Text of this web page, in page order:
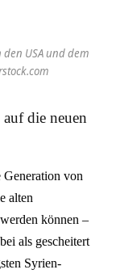
USA und dem
die neuen
Generation von
alten
können –
als gescheitert
Syrien-